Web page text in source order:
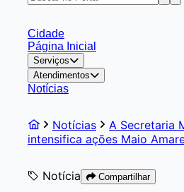
Cidade
Página Inicial
Serviços
Atendimentos
Notícias
Notícias
A Secretaria
intensifica ações Maio
Notícia Compartilhar